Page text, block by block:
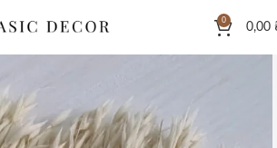
0
0,00